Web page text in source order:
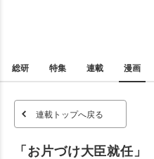
総研 特集 連載 漫画
連載トップへ戻る
「お片づけ大臣就任」